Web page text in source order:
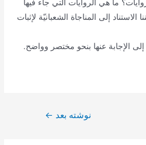
ما هي الروايات التي جاء فيها
إلى المناجاة الشعبانيّة لإثبات
الإجابة عنها بنحو مختصر وواضح.
نوشته بعد ←